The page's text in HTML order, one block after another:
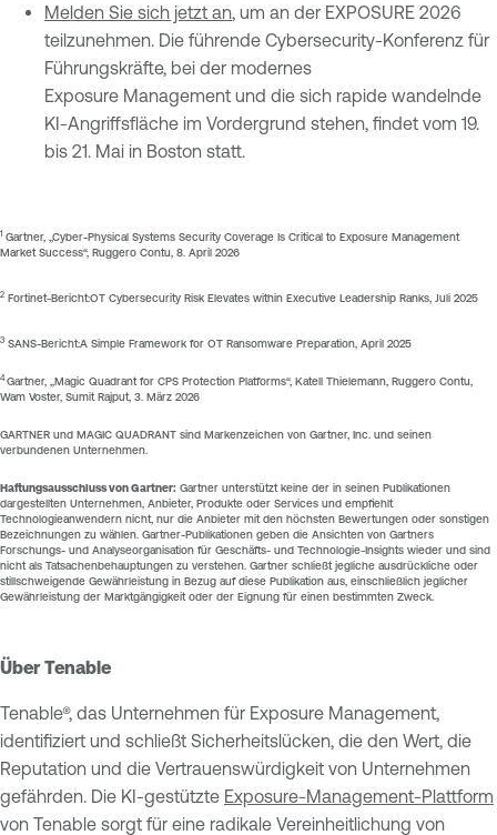
Melden Sie sich jetzt an , um an der EXPOSURE 2026
teilzunehmen. Die führende Cybersecurity-Konferenz für
Führungskräfte, bei der modernes
Exposure Management und die sich rapide wandelnde
KI-Angriffsfläche im Vordergrund stehen, findet vom 19.
bis 21. Mai in Boston statt.
1 Gartner, „Cyber-Physical Systems Security Coverage Is Critical to Exposure Management
Market Success“, Ruggero Contu, 8. April 2026
2 Fortinet-Bericht:OT Cybersecurity Risk Elevates within Executive Leadership Ranks , Juli 2025
3 SANS-Bericht:A Simple Framework for OT Ransomware Preparation , April 2025
4Gartner, „Magic Quadrant for CPS Protection Platforms“, Katell Thielemann, Ruggero Contu,
Wam Voster, Sumit Rajput, 3. März 2026
GARTNER und MAGIC QUADRANT sind Markenzeichen von Gartner, Inc. und seinen
verbundenen Unternehmen.
Haftungsausschluss von Gartner: Gartner unterstützt keine der in seinen Publikationen
dargestellten Unternehmen, Anbieter, Produkte oder Services und empfiehlt
Technologieanwendern nicht, nur die Anbieter mit den höchsten Bewertungen oder sonstigen
Bezeichnungen zu wählen. Gartner-Publikationen geben die Ansichten von Gartners
Forschungs- und Analyseorganisation für Geschäfts- und Technologie-Insights wieder und sind
nicht als Tatsachenbehauptungen zu verstehen. Gartner schließt jegliche ausdrückliche oder
stillschweigende Gewährleistung in Bezug auf diese Publikation aus, einschließlich jeglicher
Gewährleistung der Marktgängigkeit oder der Eignung für einen bestimmten Zweck.
Über Tenable
Tenable®, das Unternehmen für Exposure Management,
identifiziert und schließt Sicherheitslücken, die den Wert, die
Reputation und die Vertrauenswürdigkeit von Unternehmen
gefährden. Die KI-gestützte Exposure-Management-Plattform
von Tenable sorgt für eine radikale Vereinheitlichung von